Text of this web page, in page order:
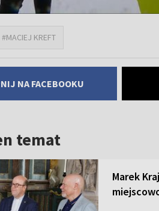
#MACIEJ KREFT
NA FACEBOOKU
temat
Marek